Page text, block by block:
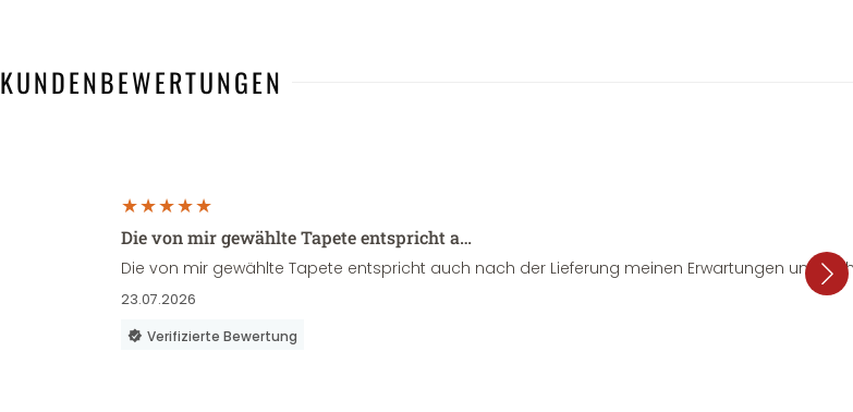
KUNDENBEWERTUNGEN
Die von mir gewählte Tapete entspricht a…
Die von mir gewählte Tapete entspricht auch nach der Lieferung meinen Erwartungen und
23.07.2026
Verifizierte Bewertung